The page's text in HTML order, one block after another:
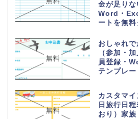
金が足りな
Word・
ートを無
おしゃれ
（参加・
員登録・
テンプレ
カスタマ
日旅行日
おり）家